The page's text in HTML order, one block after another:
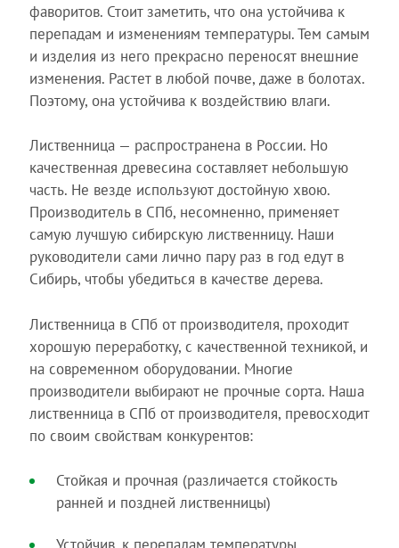
фаворитов. Стоит заметить, что она устойчива к
перепадам и изменениям температуры. Тем самым
и изделия из него прекрасно переносят внешние
изменения. Растет в любой почве, даже в болотах.
Поэтому, она устойчива к воздействию влаги.
Лиственница — распространена в России. Но
качественная древесина составляет небольшую
часть. Не везде используют достойную хвою.
Производитель в СПб, несомненно, применяет
самую лучшую сибирскую лиственницу. Наши
руководители сами лично пару раз в год едут в
Сибирь, чтобы убедиться в качестве дерева.
Лиственница в СПб от производителя, проходит
хорошую переработку, с качественной техникой, и
на современном оборудовании. Многие
производители выбирают не прочные сорта. Наша
лиственница в СПб от производителя, превосходит
по своим свойствам конкурентов:
Стойкая и прочная (различается стойкость
ранней и поздней лиственницы)